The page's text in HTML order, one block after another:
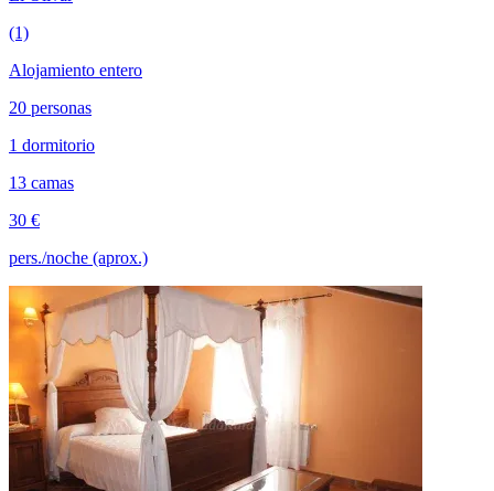
(1)
Alojamiento entero
20 personas
1 dormitorio
13 camas
30 €
pers./noche (aprox.)